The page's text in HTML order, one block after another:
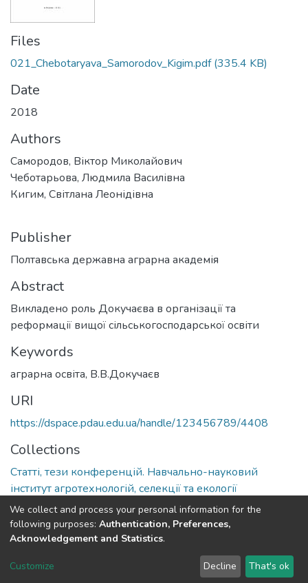
Files
021_Chebotaryava_Samorodov_Kigim.pdf(335.4 KB)
Date
2018
Authors
Самородов, Віктор Миколайович
Чеботарьова, Людмила Василівна
Кигим, Світлана Леонідівна
Publisher
Полтавська державна аграрна академія
Abstract
Викладено роль Докучаєва в організації та
реформації вищої сільськогосподарської освіти
Keywords
аграрна освіта, В.В.Докучаєв
URI
https://dspace.pdau.edu.ua/handle/123456789/4408
Collections
Статті, тези конференцій. Навчально-науковий
інститут агротехнологій, селекції та екології
Full item page
DSpace software copyright © 2002-2026 LYRASIS
Send Feedback
We collect and process your personal information for the
following purposes: Authentication, Preferences,
Acknowledgement and Statistics.
Customize Decline That's ok